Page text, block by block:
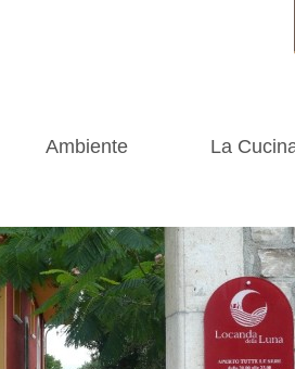
Ambiente La